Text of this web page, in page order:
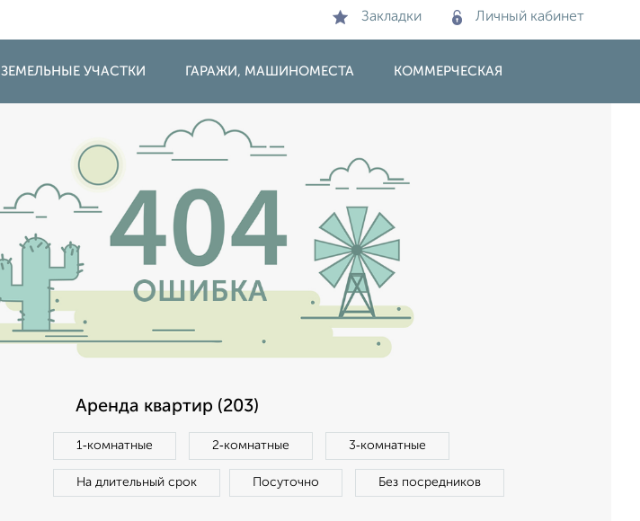
Закладки Личный кабинет
ЗЕМЕЛЬНЫЕ УЧАСТКИ ГАРАЖИ, МАШИНОМЕСТА КОММЕРЧЕСКАЯ
Аренда квартир (203)
1‑комнатные 2‑комнатные 3‑комнатные
На длительный срок Посуточно Без посредников